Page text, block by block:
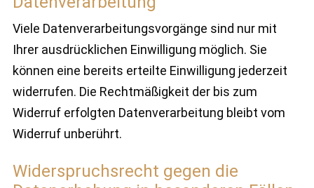
Viele Datenverarbeitungsvorgänge sind nur mit
Ihrer ausdrücklichen Einwilligung möglich. Sie
können eine bereits erteilte Einwilligung jederzeit
widerrufen. Die Rechtmäßigkeit der bis zum
Widerruf erfolgten Datenverarbeitung bleibt vom
Widerruf unberührt.
Widerspruchsrecht gegen die